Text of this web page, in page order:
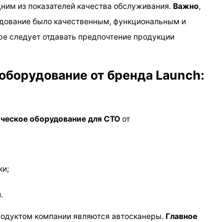
из показателей качества обслуживания. Важно,
было качественным, функциональным и
следует отдавать предпочтение продукции
от бренда Launch:
оборудование для СТО от
компании являются автосканеры. Главное